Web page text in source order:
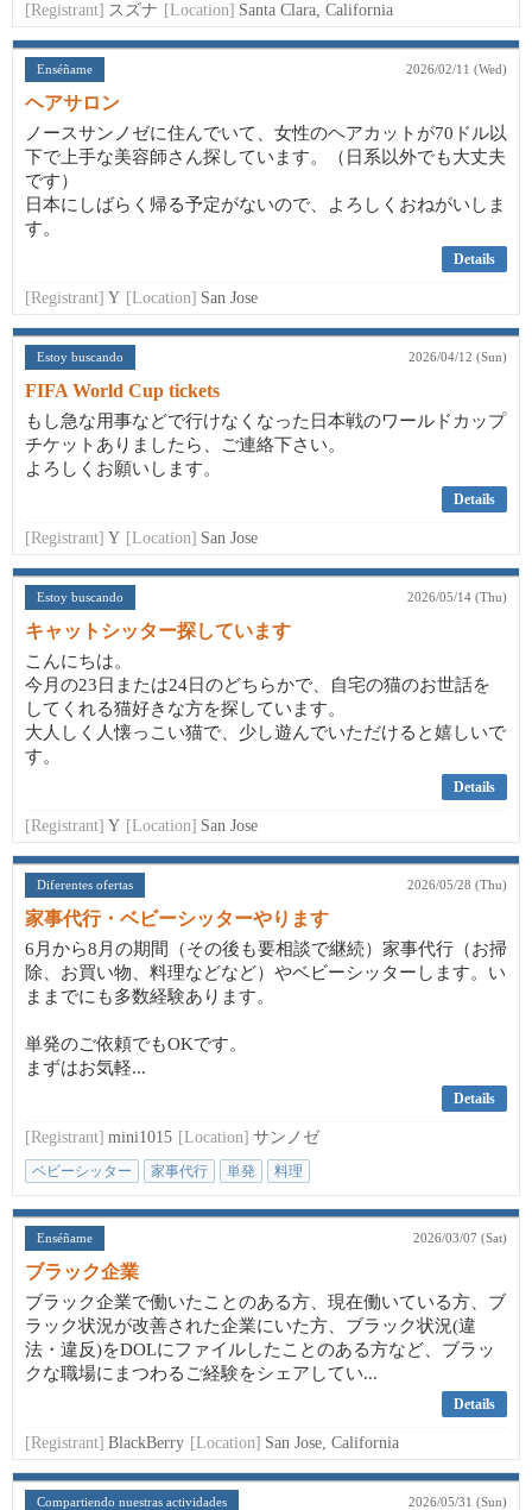
[Registrant] スズナ [Location] Santa Clara, California
Enséñame 2026/02/11 (Wed)
ヘアサロン
ノースサンノゼに住んでいて、女性のヘアカットが70ドル以
下で上手な美容師さん探しています。（日系以外でも大丈夫
です）
日本にしばらく帰る予定がないので、よろしくおねがいしま
す。
Details
[Registrant] Y [Location] San Jose
Estoy buscando 2026/04/12 (Sun)
FIFA World Cup tickets
もし急な用事などで行けなくなった日本戦のワールドカップ
チケットありましたら、ご連絡下さい。
よろしくお願いします。
Details
[Registrant] Y [Location] San Jose
Estoy buscando 2026/05/14 (Thu)
キャットシッター探しています
こんにちは。
今月の23日または24日のどちらかで、自宅の猫のお世話を
してくれる猫好きな方を探しています。
大人しく人懐っこい猫で、少し遊んでいただけると嬉しいで
す。
Details
[Registrant] Y [Location] San Jose
Diferentes ofertas 2026/05/28 (Thu)
家事代行・ベビーシッターやります
6月から8月の期間（その後も要相談で継続）家事代行（お掃
除、お買い物、料理などなど）やベビーシッターします。い
ままでにも多数経験あります。
単発のご依頼でもOKです。
まずはお気軽...
Details
[Registrant] mini1015 [Location] サンノゼ
ベビーシッター 家事代行 単発 料理
Enséñame 2026/03/07 (Sat)
ブラック企業
ブラック企業で働いたことのある方、現在働いている方、ブ
ラック状況が改善された企業にいた方、ブラック状況(違
法・違反)をDOLにファイルしたことのある方など、ブラッ
クな職場にまつわるご経験をシェアしてい...
Details
[Registrant] BlackBerry [Location] San Jose, California
Compartiendo nuestras actividades 2026/05/31 (Sun)